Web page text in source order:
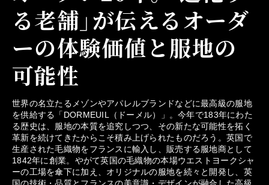
る老舗」が伝えるオーダ
ーの体験価値と服地の
可能性
世界の名立たるメゾンやアパレルブランドなどに最高級の服地
を供給する「DORMEUIL（ドーメル）」。今年で183年にわた
る歴史は、服地の本質を追究しつつ、その新たな可能性を拓く
革新を続けてきたからこそ積み上げられたものだろう。英国で
生産された毛織物をフランスに輸入し、販売する服地商として
1842年に創業。やがて英国の毛織物の本場ウエストヨークシャ
ーの工場を傘下に加え、オリジナルの服地を続々と開発し、英
国の技術・品質とフランスの美意識・デザインが融合した高級